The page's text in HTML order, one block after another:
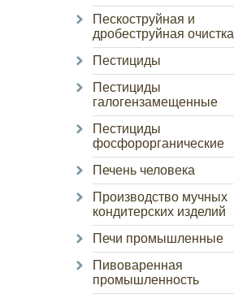
Пескоструйная и
дробеструйная очистка
Пестициды
Пестициды
галогензамещенные
Пестициды
фосфорорганические
Печень человека
Производство мучных
кондитерских изделий
Печи промышленные
Пивоваренная
промышленность